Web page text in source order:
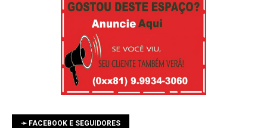
➛ FACEBOOK E SEGUIDORES